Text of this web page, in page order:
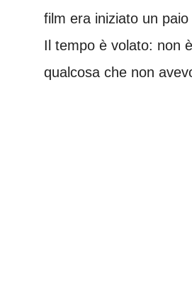
film era iniziato un
Il tempo è volato: non
qualcosa che non